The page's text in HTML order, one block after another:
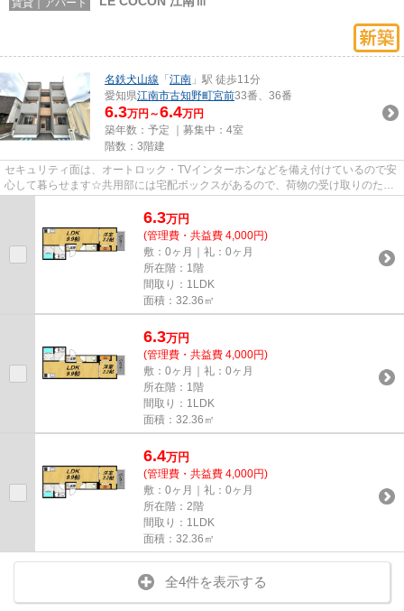
賃貸｜アパート
名鉄犬山線 「 江南 」駅 徒歩11分
愛知県江南市古知野町宮前33番、36番
6.3万円～6.4万円
築年数：予定 ｜募集中： 4室
階数：3階建
セキュリティ面は、オートロック・TVインターホンなどを備え付けているので安
心して暮らせます☆共用部には宅配ボックスがあるので、荷物の受け取りのため
6.3万円
(管理費・共益費 4,000円)
敷：0ヶ月｜礼：0ヶ月
所在階：1階
間取り：1LDK
面積：32.36㎡
6.3万円
(管理費・共益費 4,000円)
敷：0ヶ月｜礼：0ヶ月
所在階：1階
間取り：1LDK
面積：32.36㎡
6.4万円
(管理費・共益費 4,000円)
敷：0ヶ月｜礼：0ヶ月
所在階：2階
間取り：1LDK
面積：32.36㎡
全4件を表示する